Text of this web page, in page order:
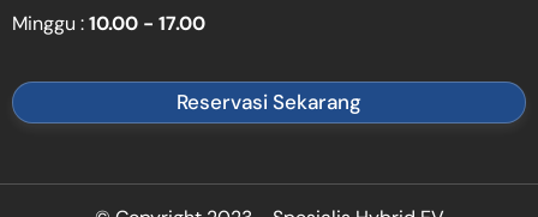
Minggu :10.00 - 17.00
Reservasi Sekarang